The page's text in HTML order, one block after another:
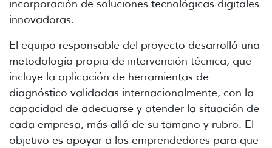
incorporación de soluciones tecnológicas digitales
innovadoras.
El equipo responsable del proyecto desarrolló una
metodología propia de intervención técnica, que
incluye la aplicación de herramientas de
diagnóstico validadas internacionalmente, con la
capacidad de adecuarse y atender la situación de
cada empresa, más allá de su tamaño y rubro. El
objetivo es apoyar a los emprendedores para que